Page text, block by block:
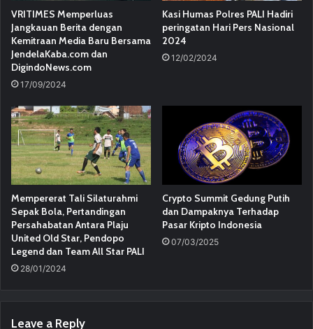
VRITIMES Memperluas
Jangkauan Berita dengan
Kemitraan Media Baru Bersama
JendelaKaba.com dan
DigindoNews.com
17/09/2024
Kasi Humas Polres PALI Hadiri
peringatan Hari Pers Nasional
2024
12/02/2024
Mempererat Tali Silaturahmi
Sepak Bola, Pertandingan
Persahabatan Antara Plaju
United Old Star, Pendopo
Legend dan Team All Star PALI
28/01/2024
Crypto Summit Gedung Putih
dan Dampaknya Terhadap
Pasar Kripto Indonesia
07/03/2025
Leave a Reply